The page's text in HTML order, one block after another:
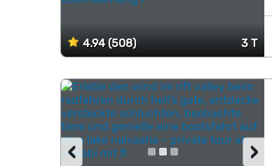
4.94 (508) 3 T
›
‹